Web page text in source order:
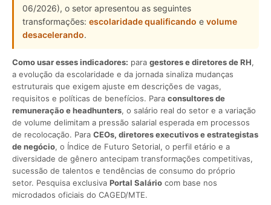
06/2026), o setor apresentou as seguintes
transformações: escolaridade qualificando e volume
desacelerando.
Como usar esses indicadores: para gestores e diretores de RH,
a evolução da escolaridade e da jornada sinaliza mudanças
estruturais que exigem ajuste em descrições de vagas,
requisitos e políticas de benefícios. Para consultores de
remuneração e headhunters, o salário real do setor e a variação
de volume delimitam a pressão salarial esperada em processos
de recolocação. Para CEOs, diretores executivos e estrategistas
de negócio, o Índice de Futuro Setorial, o perfil etário e a
diversidade de gênero antecipam transformações competitivas,
sucessão de talentos e tendências de consumo do próprio
setor. Pesquisa exclusiva Portal Salário com base nos
microdados oficiais do CAGED/MTE.